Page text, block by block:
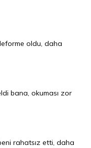
oldu, daha
bana, okuması zor
rahatsız etti, daha